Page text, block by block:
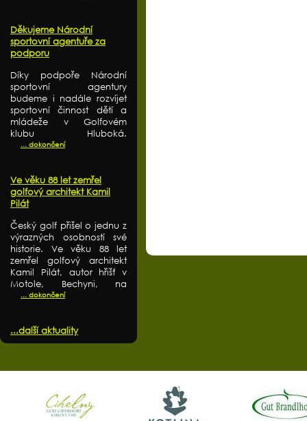
Děkujeme Národní
sportovní agentuře za
podporu
Díky podpoře Národní
sportovní agentury
budeme i nadále rozvíjet
sportovní činnost dětí a
mládeže v Golfovém
klubu Hluboká.
... dokončení
Ve věku 88 let zemřel
golfový architekt Kamil
Pilát
Český golf přišel o jednu z
výrazných osobností své
historie. Ve věku 88 let
zemřel golfový architekt
Kamil Pilát, autor hřišť v
Motole, Bechyni, na
... dokončení
...další aktuality